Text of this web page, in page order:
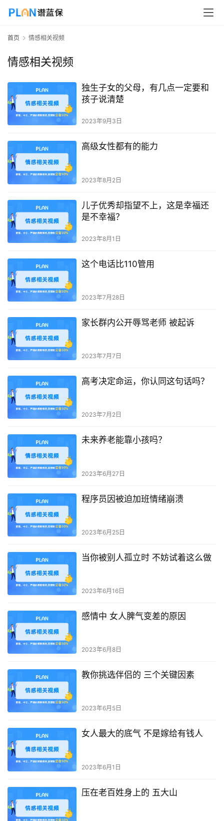
首页 情感相关视频
情感相关视频
独生子女的父母，有几点一定要和
孩子说清楚
2023年9月3日
高级女性都有的能力
2023年8月2日
儿子优秀却指望不上，这是幸福还
是不幸福？
2023年8月1日
这个电话比110管用
2023年7月28日
家长群内公开辱骂老师 被起诉
2023年7月7日
高考决定命运，你认同这句话吗？
2023年7月2日
未来养老能靠小孩吗？
2023年6月27日
程序员因被迫加班情绪崩溃
2023年6月25日
当你被别人孤立时 不妨试着这么做
2023年6月16日
感情中 女人脾气变差的原因
2023年6月8日
教你挑选伴侣的 三个关键因素
2023年6月5日
女人最大的底气 不是嫁给有钱人
2023年6月1日
压在老百姓身上的 五大山